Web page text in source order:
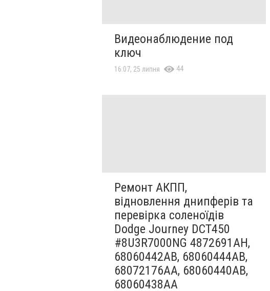
Видеонаблюдение под
ключ
16:07, 25 липня 44
Ремонт АКПП,
відновлення днипферів та
перевірка соленоїдів
Dodge Journey DCT450
#8U3R7000NG 4872691AH,
68060442AB, 68060444AB,
68072176AA, 68060440AB,
68060438AA